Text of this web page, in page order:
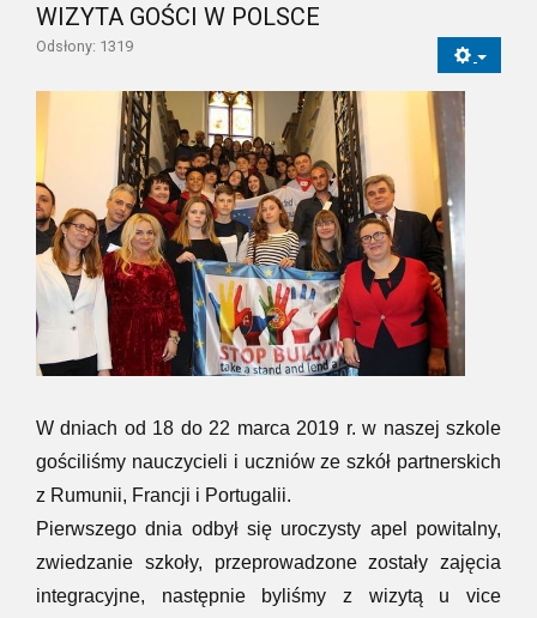
WIZYTA GOŚCI W POLSCE
Odsłony: 1319
W dniach od 18 do 22 marca 2019 r. w naszej szkole
gościliśmy nauczycieli i uczniów ze szkół partnerskich
z Rumunii, Francji i Portugalii.
Pierwszego dnia odbył się uroczysty apel powitalny,
zwiedzanie szkoły, przeprowadzone zostały zajęcia
integracyjne, następnie byliśmy z wizytą u vice